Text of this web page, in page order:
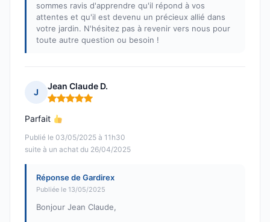
sommes ravis d'apprendre qu'il répond à vos
attentes et qu'il est devenu un précieux allié dans
votre jardin. N'hésitez pas à revenir vers nous pour
toute autre question ou besoin !
J
Jean Claude D.
Note : 5 sur 5
Publié le 03/05/2025 à 11h30
suite à un achat du 26/04/2025
Parfait
Réponse de Gardirex
Publiée le 13/05/2025
Bonjour Jean Claude,